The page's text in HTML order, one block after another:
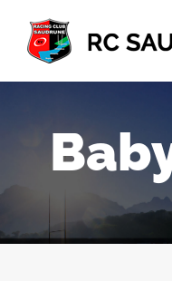
Passer
contenu